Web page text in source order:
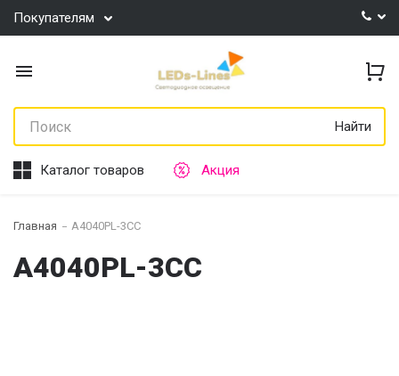
Покупателям
Найти
Каталог товаров Акция
Главная A4040PL-3CC
A4040PL-3CC